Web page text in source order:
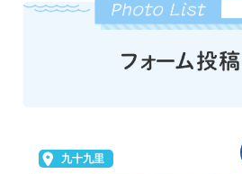
九十九里